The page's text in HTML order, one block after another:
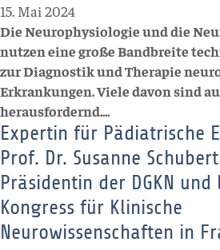
15. Mai 2024
Die Neurophysiologie und die
nutzen eine große Bandbreite
zur Diagnostik und Therapie
Erkrankungen. Viele davon sind
herausfordernd....
Expertin für Pädiatrische
Prof. Dr. Susanne
Präsidentin der DGKN
Kongress für Klinische
Neurowissenschaften in